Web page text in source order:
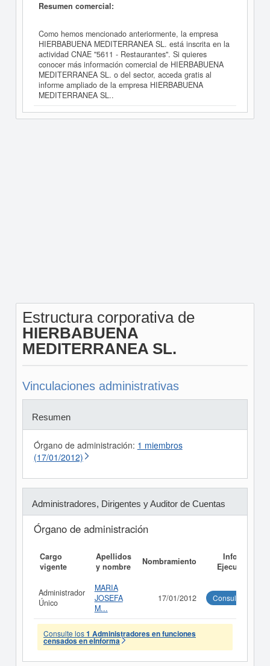
Resumen comercial:
Como hemos mencionado anteriormente, la empresa
HIERBABUENA MEDITERRANEA SL. está inscrita en la
actividad CNAE "5611 - Restaurantes". Si quieres
conocer más información comercial de HIERBABUENA
MEDITERRANEA SL. o del sector, acceda gratis al
informe ampliado de la empresa HIERBABUENA
MEDITERRANEA SL..
Estructura corporativa de
HIERBABUENA
MEDITERRANEA SL.
Vinculaciones administrativas
Resumen
Órgano de administración: 1 miembros
(17/01/2012)
Administradores, Dirigentes y Auditor de Cuentas
Órgano de administración
Cargo
vigente
Apellidos
y nombre
Nombramiento
Informe
Ejecutivo
Administrador
Único
MARIA
JOSEFA
M...
17/01/2012 Consultar
Consulte los1 Administradores en funciones
censados en eInforma